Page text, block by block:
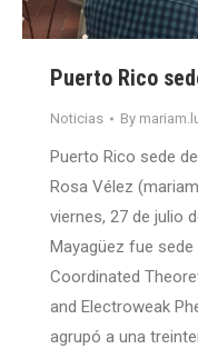
Puerto Rico
Noticias By
Puerto Rico sede
Rosa Vélez
viernes, 27 de julio
Mayagüez fue
Coordinated
and Electroweak
agrupó a una